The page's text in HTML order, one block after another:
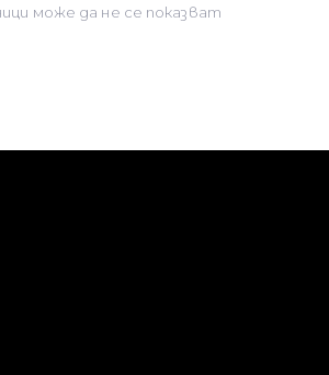
може да не се показват